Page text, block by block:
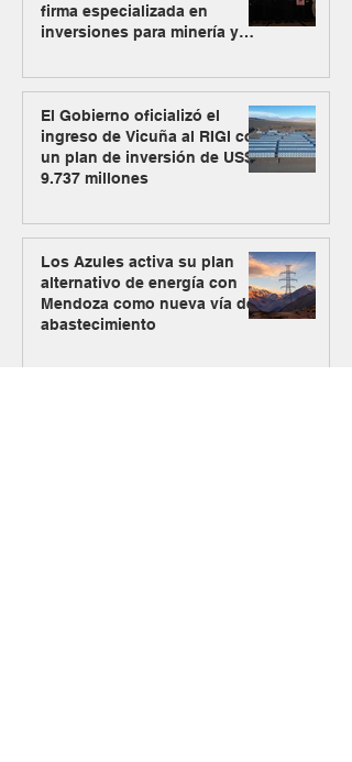
firma especializada en
inversiones para minería y
El Gobierno oficializó el
ingreso de Vicuña al RIGI con
un plan de inversión de US$
9.737 millones
Los Azules activa su plan
alternativo de energía con
Mendoza como nueva vía de
abastecimiento